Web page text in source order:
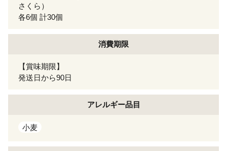
さくら）
各6個 計30個
消費期限
【賞味期限】
発送日から90日
アレルギー品目
小麦